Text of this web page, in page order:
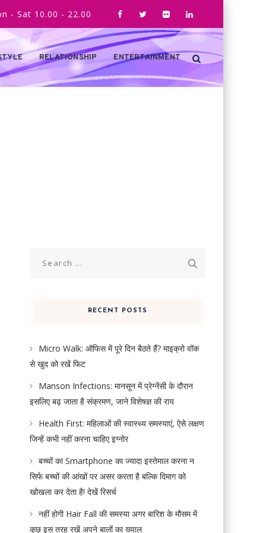
- Sat 10.00 - 22.00
RELATIONSHIP ENTERTAINMENT
RECENT POSTS
Micro Walk: ऑफिस में पूरे दिन बैठते हैं? माइक्रो वॉक
से खुद को रखें फिट
Manson Infections: मानसून में प्रेग्नेंसी के दौरान
इसलिए बढ़ जाता है संक्रमण, जाने विशेषज्ञ की राय
Health First: महिलाओं की स्वास्थ्य समस्याएं, ऐसे लक्षण
जिन्हें कभी नहीं करना चाहिए इग्नोर
बच्चों का Smartphone का ज्यादा इस्तेमाल करना न
सिर्फ बच्चों की आंखों पर असर करता है बल्कि दिमाग को
खोखला कर देता है! देखें रिसर्च
नहीं होगी Hair Fall की समस्या अगर बारिश के मौसम में
कुछ इस तरह रखें अपने बालों का ख्याल